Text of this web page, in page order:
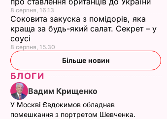
8 серпня, 16.13
Соковита закуска з помідорів, яка
краща за будь-який салат. Секрет – у
соусі
8 серпня, 15.30
Більше новин
БЛОГИ
Вадим Крищенко
У Москві Євдокимов обладнав
помешкання з портретом Шевченка.